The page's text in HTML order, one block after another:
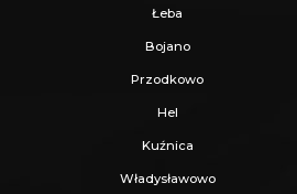
Łeba
Bojano
Przodkowo
Hel
Kuźnica
Władysławowo